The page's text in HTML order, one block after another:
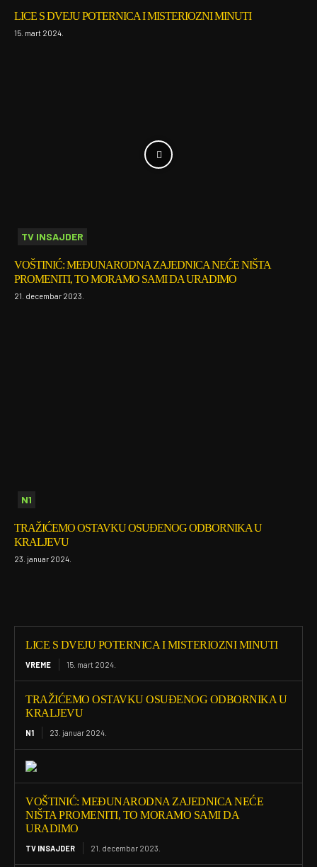
LICE S DVEJU POTERNICA I MISTERIOZNI MINUTI
15. mart 2024.
TV INSAJDER
VOŠTINIĆ: MEĐUNARODNA ZAJEDNICA NEĆE NIŠTA
PROMENITI, TO MORAMO SAMI DA URADIMO
21. decembar 2023.
N1
TRAŽIĆEMO OSTAVKU OSUĐENOG ODBORNIKA U
KRALJEVU
23. januar 2024.
LICE S DVEJU POTERNICA I MISTERIOZNI MINUTI
VREME 15. mart 2024.
TRAŽIĆEMO OSTAVKU OSUĐENOG ODBORNIKA U
KRALJEVU
N1 23. januar 2024.
VOŠTINIĆ: MEĐUNARODNA ZAJEDNICA NEĆE
NIŠTA PROMENITI, TO MORAMO SAMI DA
URADIMO
TV INSAJDER 21. decembar 2023.